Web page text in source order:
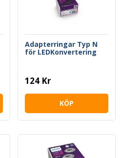
Adapterringar Typ N
för LEDKonvertering
124 Kr
KÖP